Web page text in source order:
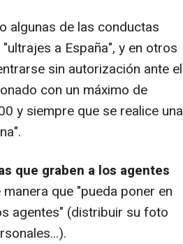
algunas de las conductas
a España", y en otros
sin autorización ante el
con un máximo de
y siempre que se realice una
que graben a los agentes
que "pueda poner en
agentes" (distribuir su foto